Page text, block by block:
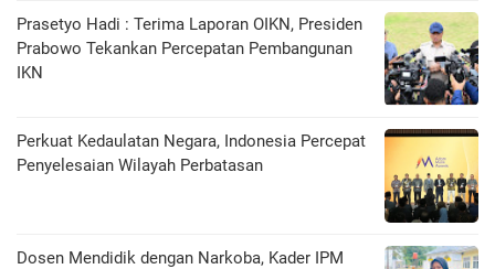
Prasetyo Hadi : Terima Laporan OIKN, Presiden
Prabowo Tekankan Percepatan Pembangunan
IKN
Perkuat Kedaulatan Negara, Indonesia Percepat
Penyelesaian Wilayah Perbatasan
Dosen Mendidik dengan Narkoba, Kader IPM